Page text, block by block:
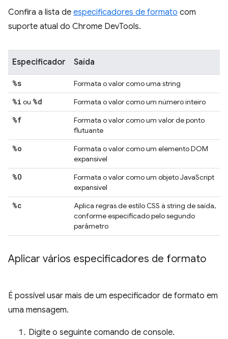
Confira a lista de especificadores de formato com
suporte atual do Chrome DevTools.
Especificador Saída
%s Formata o valor como uma string
%i ou %d Formata o valor como um número inteiro
%f
Formata o valor como um valor de ponto
flutuante
%o
Formata o valor como um elemento DOM
expansível
%O
Formata o valor como um objeto JavaScript
expansível
%c
Aplica regras de estilo CSS à string de saída,
conforme especificado pelo segundo
parâmetro
Aplicar vários especificadores de formato
É possível usar mais de um especificador de formato em
uma mensagem.
Digite o seguinte comando de console.